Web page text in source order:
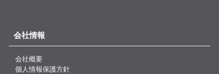
会社情報
会社概要
個人情報保護方針